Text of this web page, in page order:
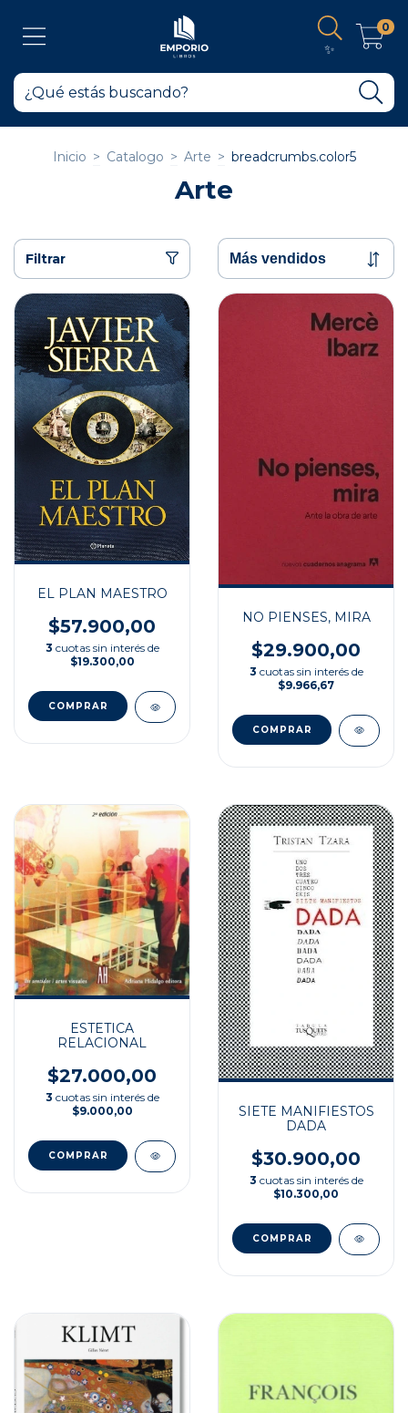
✨
0
Inicio > Catalogo > Arte > breadcrumbs.color5
Arte
Filtrar
EL PLAN MAESTRO
$57.900,00
3 cuotas sin interés de
$19.300,00
NO PIENSES, MIRA
$29.900,00
3 cuotas sin interés de
$9.966,67
ESTETICA
RELACIONAL
$27.000,00
3 cuotas sin interés de
$9.000,00
SIETE MANIFIESTOS
DADA
$30.900,00
3 cuotas sin interés de
$10.300,00